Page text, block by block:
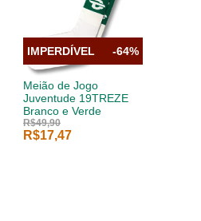
Meião de Jogo
Juventude 19TREZE
Branco e Verde
R$49,90
R$17,47
IMPERDÍVEL -64%